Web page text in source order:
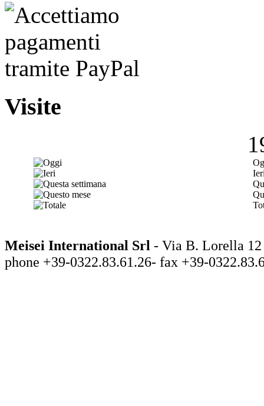
Visite
Meisei International Srl - Via B. Lorella
phone +39-0322.83.61.26- fax +39-